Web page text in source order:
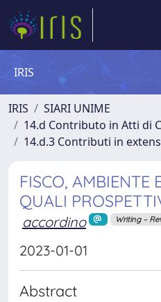
IRIS
IRIS
SIARI UNIME
14.d Contributo in Atti di
14.d.3 Contributi in
FISCO, AMBIENTE
QUALI
accordino Writing –
2023-01-01
Abstract